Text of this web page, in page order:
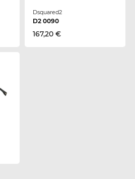
Dsquared2
D2 0090
167,20 €